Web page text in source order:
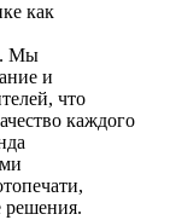
как
Мы
и
что
каждого
решения.